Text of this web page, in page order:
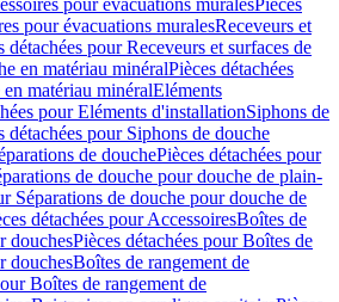
pour évacuations muralesPièces
pour évacuations muralesReceveurs et
détachées pour Receveurs et surfaces de
en matériau minéralPièces détachées
matériau minéralEléments
pour Eléments d'installationSiphons de
détachées pour Siphons de douche
de douchePièces détachées pour
de douche pour douche de plain-
Séparations de douche pour douche de
détachées pour AccessoiresBoîtes de
douchesPièces détachées pour Boîtes de
douchesBoîtes de rangement de
Boîtes de rangement de